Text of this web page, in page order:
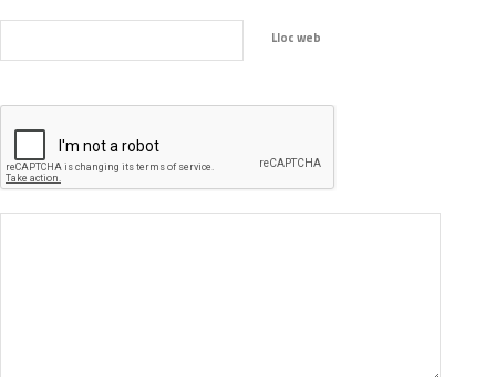
Lloc web